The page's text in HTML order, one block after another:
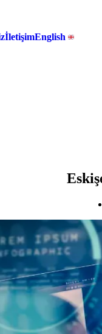
İletişimEnglish